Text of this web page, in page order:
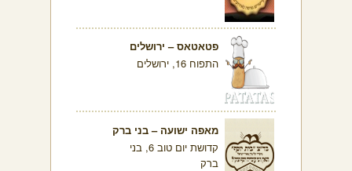
פטאטאס – ירושלים
התפוח 16, ירושלים
מאפה ישועה – בני ברק
קדושת יום טוב 6, בני
ברק